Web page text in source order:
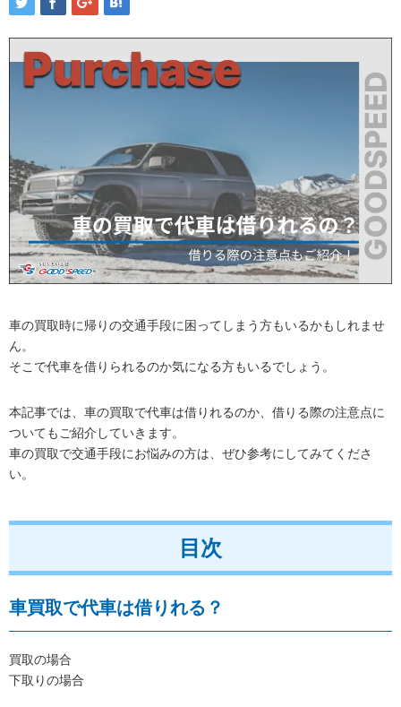
車の買取時に帰りの交通手段に困ってしまう方もいるかもしれませ
ん。
そこで代車を借りられるのか気になる方もいるでしょう。
本記事では、車の買取で代車は借りれるのか、借りる際の注意点に
ついてもご紹介していきます。
車の買取で交通手段にお悩みの方は、ぜひ参考にしてみてくださ
い。
目次
車買取で代車は借りれる？
買取の場合
下取りの場合